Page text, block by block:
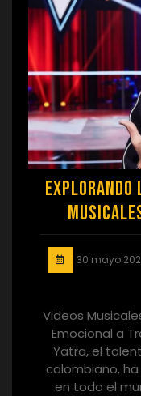
Explorando
30 mayo
Videos
Emocional a
Yatra, el
colombiano,
en todo el